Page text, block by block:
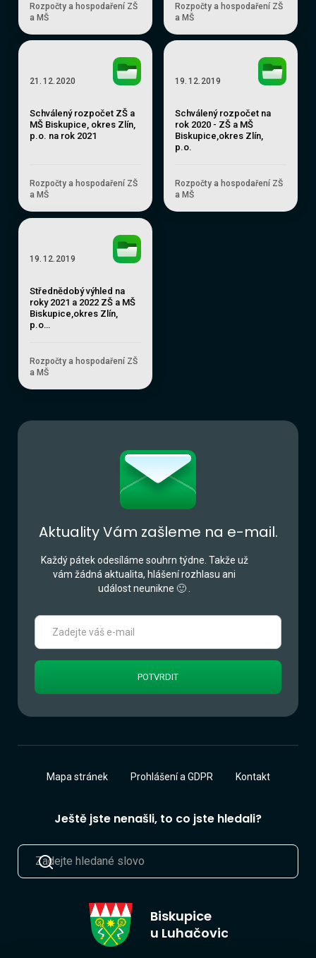
Rozpočty a hospodaření ZŠ
a MŠ
Rozpočty a hospodaření ZŠ
a MŠ
21 . 12. 2020
Schválený rozpočet ZŠ a
MŠ Biskupice, okres Zlín,
p.o. na rok 2021
Rozpočty a hospodaření ZŠ
a MŠ
19. 12. 2019
Schválený rozpočet na
rok 2020 - ZŠ a MŠ
Biskupice,okres Zlín,
p.o.
Rozpočty a hospodaření ZŠ
a MŠ
19. 12. 2019
Střednědobý výhled na
roky 2021 a 2022 ZŠ a MŠ
Biskupice,okres Zlín,
p.o…
Rozpočty a hospodaření ZŠ
a MŠ
Aktuality Vám zašleme na e-mail.
Každý pátek odesíláme souhrn týdne. Takže už
vám žádná aktualita, hlášení rozhlasu ani
událost neunikne 🙂 .
Biskupice
u Luhačovic
Ještě jste nenašli, to co jste hledali?
Mapa stránek Prohlášení a GDPR Kontakt